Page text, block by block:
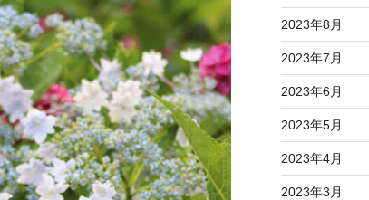
2023年8月
2023年7月
2023年6月
2023年5月
2023年4月
2023年3月